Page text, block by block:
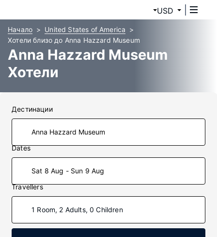
USD
Начало
United States of America
Хотели близо до Anna Hazzard Museum
Anna Hazzard Museum
Хотели
Дестинации
Dates
Sat 8 Aug - Sun 9 Aug
Travellers
1 Room, 2 Adults, 0 Children